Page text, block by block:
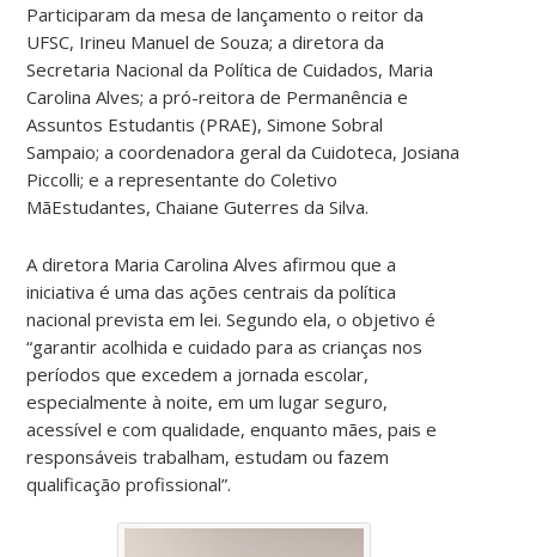
Participaram da mesa de lançamento o reitor da
UFSC, Irineu Manuel de Souza; a diretora da
Secretaria Nacional da Política de Cuidados, Maria
Carolina Alves; a pró-reitora de Permanência e
Assuntos Estudantis (PRAE), Simone Sobral
Sampaio; a coordenadora geral da Cuidoteca, Josiana
Piccolli; e a representante do Coletivo
MãEstudantes, Chaiane Guterres da Silva.
A diretora Maria Carolina Alves afirmou que a
iniciativa é uma das ações centrais da política
nacional prevista em lei. Segundo ela, o objetivo é
“garantir acolhida e cuidado para as crianças nos
períodos que excedem a jornada escolar,
especialmente à noite, em um lugar seguro,
acessível e com qualidade, enquanto mães, pais e
responsáveis trabalham, estudam ou fazem
qualificação profissional”.